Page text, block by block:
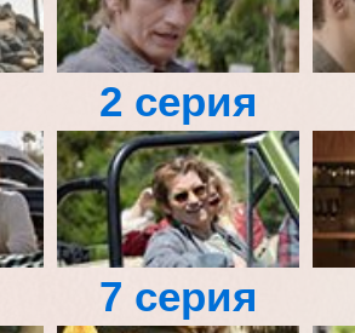
2 серия
7 серия